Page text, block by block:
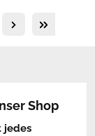
Shop
jedes